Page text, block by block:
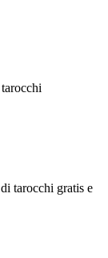
tarocchi gratis e